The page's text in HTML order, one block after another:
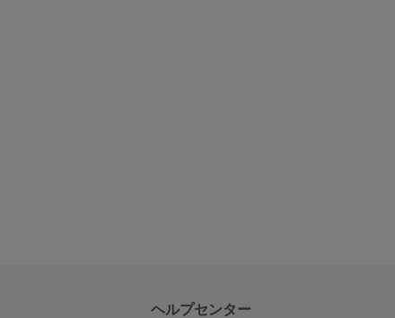
ヘルプセンター